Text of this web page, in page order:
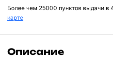
Более чем 25000 пунктов выдачи в
карте
Описание